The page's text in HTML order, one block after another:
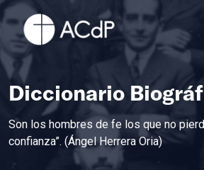
Diccionario
Son los hombres de fe los que no
confianza”. (Ángel Herrera Oria)